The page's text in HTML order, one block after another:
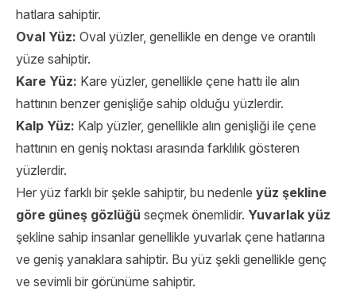
hatlara sahiptir.
Oval Yüz: Oval yüzler, genellikle en denge ve orantılı
yüze sahiptir.
Kare Yüz: Kare yüzler, genellikle çene hattı ile alın
hattının benzer genişliğe sahip olduğu yüzlerdir.
Kalp Yüz: Kalp yüzler, genellikle alın genişliği ile çene
hattının en geniş noktası arasında farklılık gösteren
yüzlerdir.
Her yüz farklı bir şekle sahiptir, bu nedenle yüz şekline
göre güneş gözlüğü seçmek önemlidir. Yuvarlak yüz
şekline sahip insanlar genellikle yuvarlak çene hatlarına
ve geniş yanaklara sahiptir. Bu yüz şekli genellikle genç
ve sevimli bir görünüme sahiptir.